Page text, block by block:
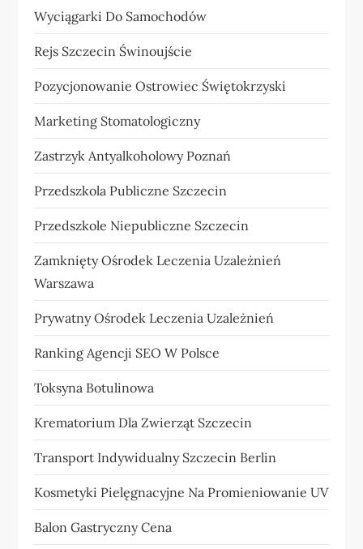
Wyciągarki Do Samochodów
Rejs Szczecin Świnoujście
Pozycjonowanie Ostrowiec Świętokrzyski
Marketing Stomatologiczny
Zastrzyk Antyalkoholowy Poznań
Przedszkola Publiczne Szczecin
Przedszkole Niepubliczne Szczecin
Zamknięty Ośrodek Leczenia Uzależnień
Warszawa
Prywatny Ośrodek Leczenia Uzależnień
Ranking Agencji SEO W Polsce
Toksyna Botulinowa
Krematorium Dla Zwierząt Szczecin
Transport Indywidualny Szczecin Berlin
Kosmetyki Pielęgnacyjne Na Promieniowanie UV
Balon Gastryczny Cena